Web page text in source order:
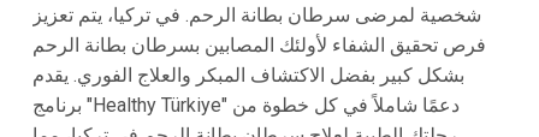
شخصية لمرضى سرطان بطانة الرحم. في تركيا، يتم تعزيز
فرص تحقيق الشفاء لأولئك المصابين بسرطان بطانة الرحم
بشكل كبير بفضل الاكتشاف المبكر والعلاج الفوري. يقدم
برنامج "Healthy Türkiye" دعمًا شاملاً في كل خطوة من